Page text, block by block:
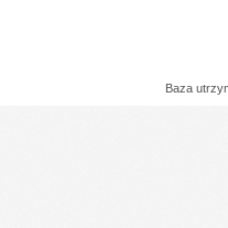
Baza